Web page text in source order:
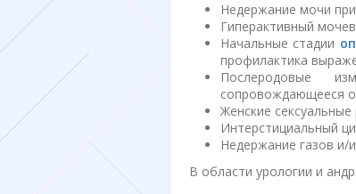
Недержание мочи
Гиперактивный
Начальные стадии
профилактика
Послеродовые
сопровождающееся
Женские сексуальные
Интерстициальный
Недержание газов и/
В области урологии и